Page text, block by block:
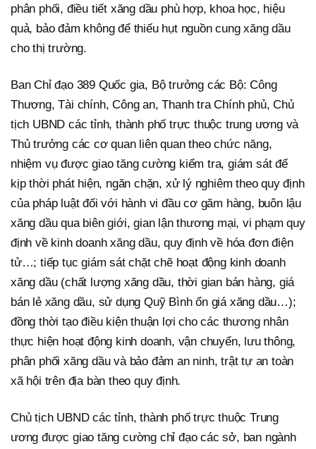
phân phối, điều tiết xăng dầu phù hợp, khoa học, hiệu
quả, bảo đảm không để thiếu hụt nguồn cung xăng dầu
cho thị trường.
Ban Chỉ đạo 389 Quốc gia, Bộ trưởng các Bộ: Công
Thương, Tài chính, Công an, Thanh tra Chính phủ, Chủ
tịch UBND các tỉnh, thành phố trực thuộc trung ương và
Thủ trưởng các cơ quan liên quan theo chức năng,
nhiệm vụ được giao tăng cường kiểm tra, giám sát để
kịp thời phát hiện, ngăn chặn, xử lý nghiêm theo quy định
của pháp luật đối với hành vi đầu cơ găm hàng, buôn lậu
xăng dầu qua biên giới, gian lận thương mại, vi phạm quy
định về kinh doanh xăng dầu, quy định về hóa đơn điện
tử…; tiếp tục giám sát chặt chẽ hoạt động kinh doanh
xăng dầu (chất lượng xăng dầu, thời gian bán hàng, giá
bán lẻ xăng dầu, sử dụng Quỹ Bình ổn giá xăng dầu…);
đồng thời tạo điều kiện thuận lợi cho các thương nhân
thực hiện hoạt động kinh doanh, vận chuyển, lưu thông,
phân phối xăng dầu và bảo đảm an ninh, trật tự an toàn
xã hội trên địa bàn theo quy định.
Chủ tịch UBND các tỉnh, thành phố trực thuộc Trung
ương được giao tăng cường chỉ đạo các sở, ban ngành